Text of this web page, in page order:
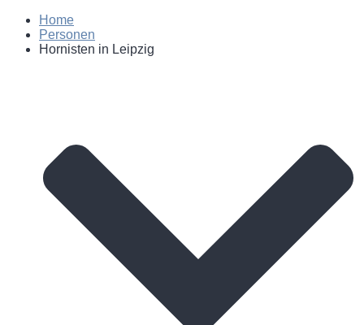
Home
Personen
Hornisten in Leipzig